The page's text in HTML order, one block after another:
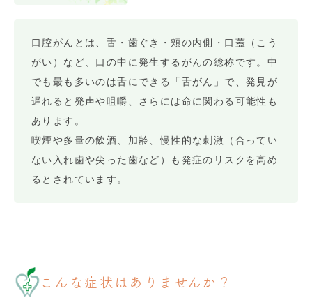
口腔がんとは、舌・歯ぐき・頬の内側・口蓋（こう
がい）など、口の中に発生するがんの総称です。中
でも最も多いのは舌にできる「舌がん」で、発見が
遅れると発声や咀嚼、さらには命に関わる可能性も
あります。
喫煙や多量の飲酒、加齢、慢性的な刺激（合ってい
ない入れ歯や尖った歯など）も発症のリスクを高め
るとされています。
こんな症状はありませんか？